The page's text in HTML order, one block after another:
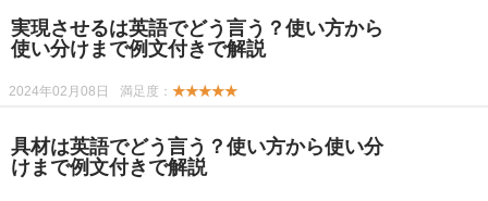
実現させるは英語でどう言う？使い方から
使い分けまで例文付きで解説
2024年02月08日 満足度： ★★★★★
具材は英語でどう言う？使い方から使い分
けまで例文付きで解説